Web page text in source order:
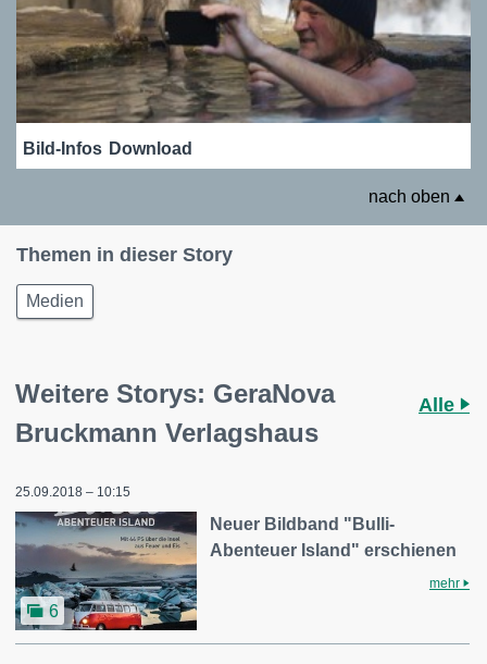
Bild-Infos Download
nach oben
Themen in dieser Story
Medien
Weitere Storys: GeraNova
Bruckmann Verlagshaus
Alle
25.09.2018 – 10:15
6
Neuer Bildband "Bulli-
Abenteuer Island" erschienen
mehr